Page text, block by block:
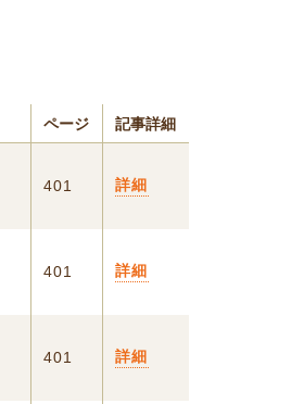
ページ 記事詳細
401 詳細
401 詳細
401 詳細